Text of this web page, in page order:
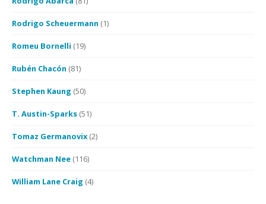
Rodrigo Scheuermann (1)
Romeu Bornelli (19)
Rubén Chacón (81)
Stephen Kaung (50)
T. Austin-Sparks (51)
Tomaz Germanovix (2)
Watchman Nee (116)
William Lane Craig (4)